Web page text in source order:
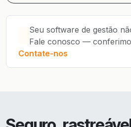
Seu software de gestão
Fale conosco —
Contate-nos